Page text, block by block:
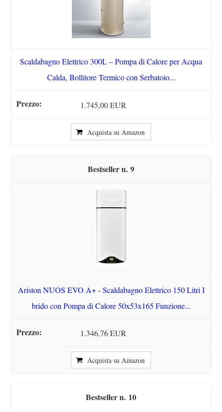
Scaldabagno Elettrico 300L – Pompa di Calore per Acqua
Calda, Bollitore Termico con Serbatoio...
1.745,00 EUR
Acquista su Amazon
9
Ariston NUOS EVO A+ - Scaldabagno Elettrico 150 Litri I
brido con Pompa di Calore 50x53x165 Funzione...
1.346,76 EUR
Acquista su Amazon
10